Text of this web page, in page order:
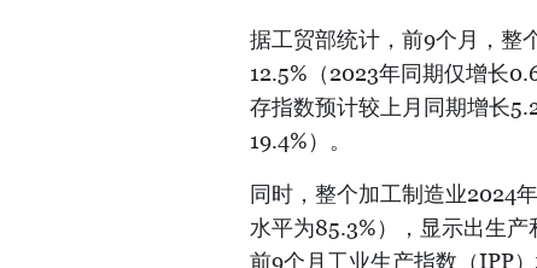
据工贸部统计，前9个月，整
12.5%（2023年同期仅增长
存指数预计较上月同期增长
19.4%）。
同时，整个加工制造业2024
水平为85.3%），显示出生
前9个月工业生产指数（IPP